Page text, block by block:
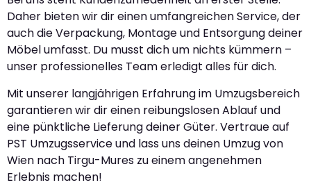
Daher bieten wir dir einen umfangreichen Service, der
auch die Verpackung, Montage und Entsorgung deiner
Möbel umfasst. Du musst dich um nichts kümmern –
unser professionelles Team erledigt alles für dich.
Mit unserer langjährigen Erfahrung im Umzugsbereich
garantieren wir dir einen reibungslosen Ablauf und
eine pünktliche Lieferung deiner Güter. Vertraue auf
PST Umzugsservice und lass uns deinen Umzug von
Wien nach Tirgu-Mures zu einem angenehmen
Erlebnis machen!